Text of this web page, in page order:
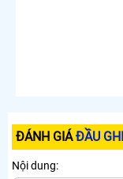
Lắp Camera
ĐÁNH GIÁĐẦU
Nội dung: